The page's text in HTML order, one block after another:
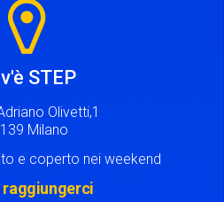
STEP
Olivetti,1
Milano
e coperto nei weekend
raggiungerci